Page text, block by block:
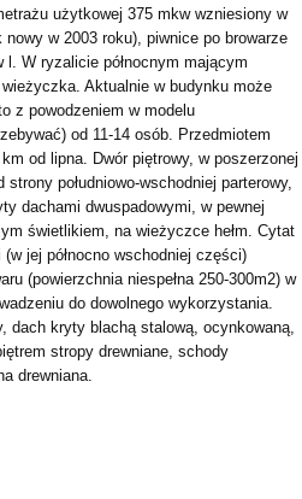
użytkowej 375 mkw wzniesiony w
w 2003 roku), piwnice po browarze
W ryzalicie północnym mającym
Aktualnie w budynku może
z powodzeniem w modelu
od 11-14 osób. Przedmiotem
od lipna. Dwór piętrowy, w poszerzonej
południowo-wschodniej parterowy,
dachami dwuspadowymi, w pewnej
świetlikiem, na wieżyczce hełm. Cytat
jej północno wschodniej części)
(powierzchnia niespełna 250-300m2) w
do dowolnego wykorzystania.
dach kryty blachą stalową, ocynkowaną,
stropy drewniane, schody
drewniana.